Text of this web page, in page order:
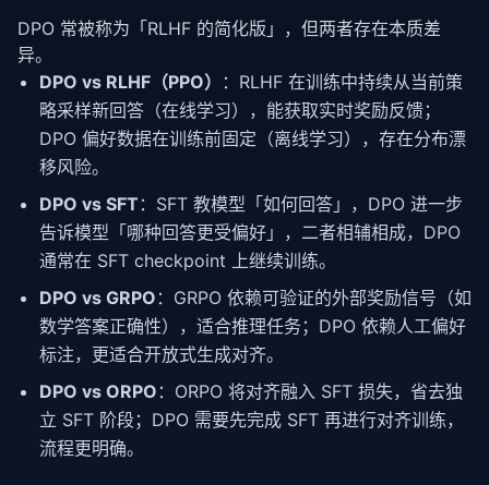
DPO 常被称为「RLHF 的简化版」，但两者存在本质差
异。
DPO vs RLHF（PPO）
：RLHF 在训练中持续从当前策
略采样新回答（在线学习），能获取实时奖励反馈；
DPO 偏好数据在训练前固定（离线学习），存在分布漂
移风险。
DPO vs SFT ：SFT 教模型「如何回答」，DPO 进一步
告诉模型「哪种回答更受偏好」，二者相辅相成，DPO
通常在 SFT checkpoint 上继续训练。
DPO vs GRPO ：GRPO 依赖可验证的外部奖励信号（如
数学答案正确性），适合推理任务；DPO 依赖人工偏好
标注，更适合开放式生成对齐。
DPO vs ORPO ：ORPO 将对齐融入 SFT 损失，省去独
立 SFT 阶段；DPO 需要先完成 SFT 再进行对齐训练，
流程更明确。